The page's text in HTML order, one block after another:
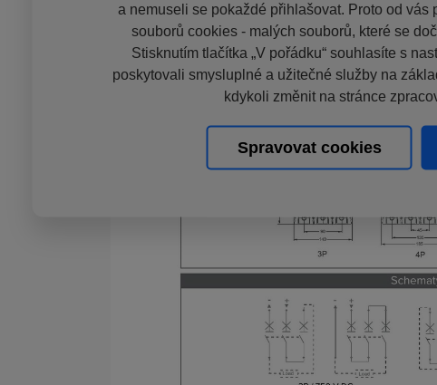
a nemuseli se pokaždé přihlašovat. Proto od
souborů cookies - malých souborů, které se
Stisknutím tlačítka „V pořádku“ souhlasíte s
poskytovali smysluplné a užitečné služby na
kdykoli změnit na stránce
Spravovat cookies